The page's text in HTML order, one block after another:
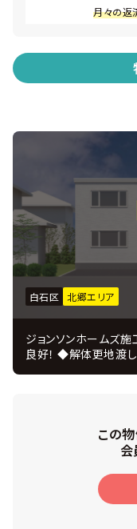
月々の返
白石区 北郷エリア
ジョンソンホームズ
良好！ ◆解体更地渡
で自社一貫体制、 住ん
件概要 ・ 3ＬＤＫ
㎡ ・ 幅員：南西8.0
プルサッシ ・ カー
クローク ・ 各居室
この